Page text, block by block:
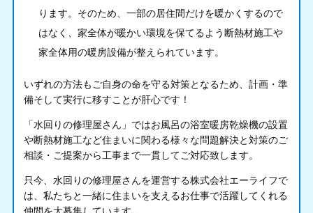
ります。そのため、一部の居住間だけを暖かくするので
はなく、家全体が暖かい環境を保てるよう断熱材施工や
家全体用の暖房設備が整えられています。
いずれの方法もご自身の命を守る対策となるため、計画・準
備そして実行に移すことが肝心です！
「水回りの修理屋さん 」ではお風呂の浴室暖房乾燥機の設置
や断熱材施工など住まいに関わる様々な問題解決と対策のご
相談・ご提案から工事まで一貫してご対応致します。
只今、水回りの修理屋さんを運営する株式会社エーライフで
は、私たちと一緒に住まいを支えるお仕事で活躍してくれる